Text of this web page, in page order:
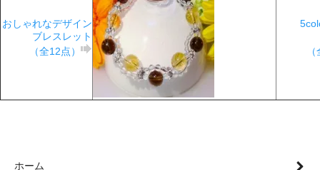
おしゃれなデザイン
ブレスレット
（全12点）
ホーム